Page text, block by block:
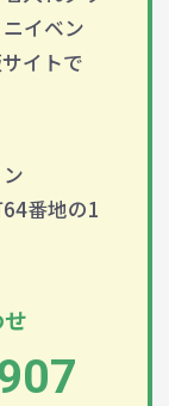
イベン
イトで
番地の1